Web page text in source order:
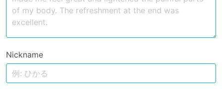
Nickname